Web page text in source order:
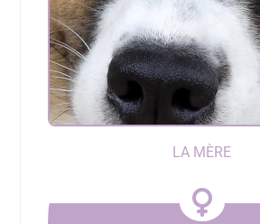
LA MÈRE